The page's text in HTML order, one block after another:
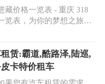
藏价格一览表 - 重庆 318
览表，为你的梦想之旅提
的各种需求。无论是经济
豪华舒适型，都能在我们
赁:霸道,酷路泽,陆巡,
卡特价租车